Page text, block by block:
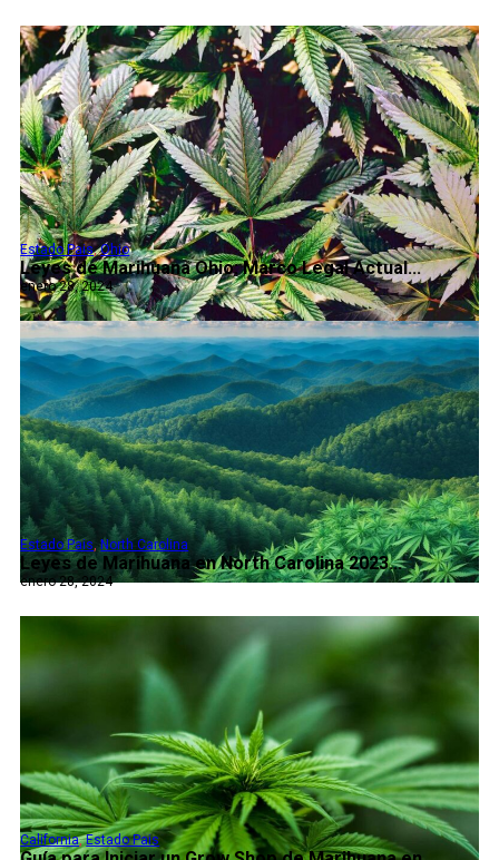
Leyes de Marihuana Ohio: Marco Legal Actual...
Estado Pais,Ohio
enero 28, 2024
Leyes de Marihuana en North Carolina 2023...
Estado Pais,North Carolina
enero 28, 2024
California,Estado Pais